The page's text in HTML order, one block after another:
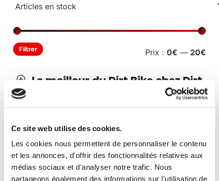
Ce site web utilise des cookies.
Les cookies nous permettent de personnaliser le contenu
et les annonces, d'offrir des fonctionnalités relatives aux
médias sociaux et d'analyser notre trafic. Nous
partageons également des informations sur l'utilisation de
Filtrer Prix : 0€ — 20€
Le meilleur du Dirt Bike chez Dirt
de notre catalogue.
Vous avez besoin de pièces détachées ? Dirt Bike
Francevous propose l’un des plus riches catalogue de
pièces détachées en ligne.